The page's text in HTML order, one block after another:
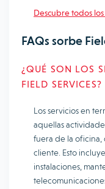
Descubre todos
FAQs sorbe
¿QUÉ SON LOS
FIELD SERVICES?
Los servicios en
aquellas
fuera de la oficina,
cliente. Esto
instalaciones,